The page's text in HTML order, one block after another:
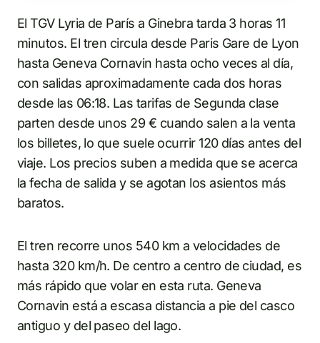
El TGV Lyria de París a Ginebra tarda 3 horas 11
minutos. El tren circula desde Paris Gare de Lyon
hasta Geneva Cornavin hasta ocho veces al día,
con salidas aproximadamente cada dos horas
desde las 06:18. Las tarifas de Segunda clase
parten desde unos 29 € cuando salen a la venta
los billetes, lo que suele ocurrir 120 días antes del
viaje. Los precios suben a medida que se acerca
la fecha de salida y se agotan los asientos más
baratos.
El tren recorre unos 540 km a velocidades de
hasta 320 km/h. De centro a centro de ciudad, es
más rápido que volar en esta ruta. Geneva
Cornavin está a escasa distancia a pie del casco
antiguo y del paseo del lago.